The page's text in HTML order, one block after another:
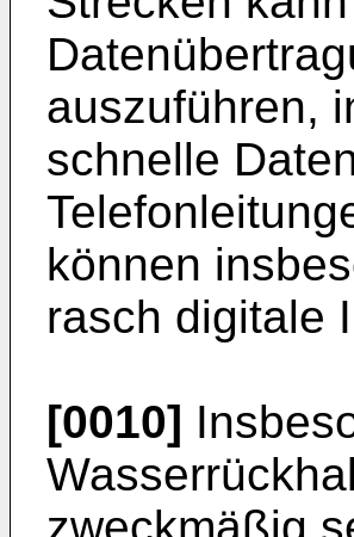
auszuführen,
schnelle
können
rasch digitale
[0010]